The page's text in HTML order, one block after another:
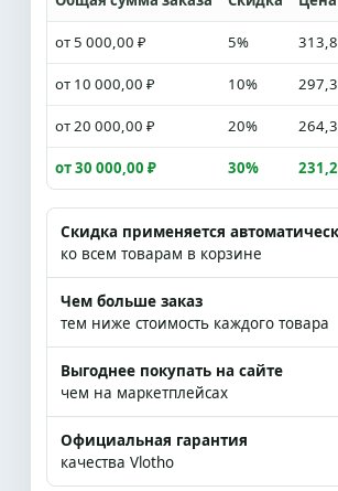
от 5 000,00 ₽ 5%
от 10 000,00 ₽ 10%
от 20 000,00 ₽ 20%
от 30 000,00 ₽ 30%
Скидка применяется
ко всем товарам в корзине
Чем больше заказ
тем ниже стоимость каждого товара
Выгоднее покупать на сайте
чем на маркетплейсах
Официальная гарантия
качества Vlotho